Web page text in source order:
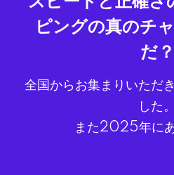
ピングの真のチ
だ？
全国からお集まりいただ
した。
また2025年に